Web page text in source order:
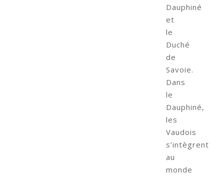
Dauphiné
et
le
Duché
de
Savoie.
Dans
le
Dauphiné,
les
Vaudois
s’intègrent
au
monde